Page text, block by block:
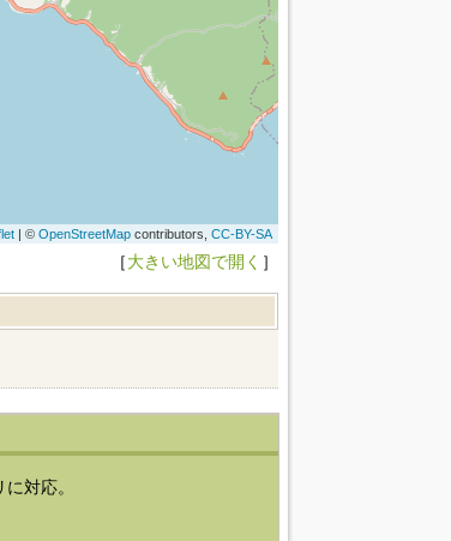
| © OpenStreetMapcontributors, CC-BY-SA
［大きい地図で開く ］
対応。